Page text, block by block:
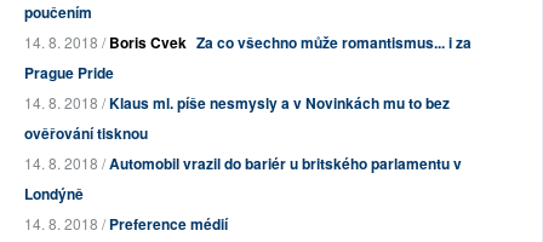
poučením
14. 8. 2018 /Boris Cvek Za co všechno může romantismus... i za
Prague Pride
14. 8. 2018 /Klaus ml. píše nesmysly a v Novinkách mu to bez
ověřování tisknou
14. 8. 2018 /Automobil vrazil do bariér u britského parlamentu v
Londýně
14. 8. 2018 /Preference médií